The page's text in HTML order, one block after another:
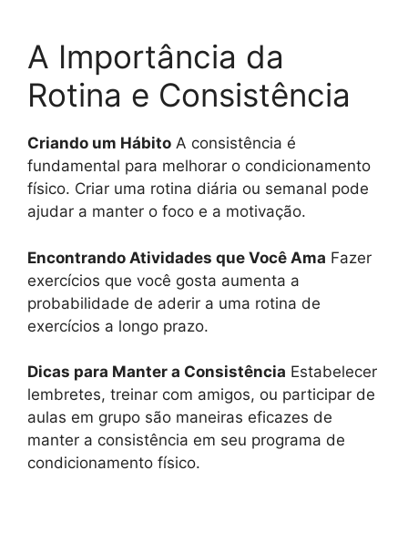
A Importância da
Rotina e Consistência
Criando um Hábito A consistência é
fundamental para melhorar o condicionamento
físico. Criar uma rotina diária ou semanal pode
ajudar a manter o foco e a motivação.
Encontrando Atividades que Você Ama Fazer
exercícios que você gosta aumenta a
probabilidade de aderir a uma rotina de
exercícios a longo prazo.
Dicas para Manter a Consistência Estabelecer
lembretes, treinar com amigos, ou participar de
aulas em grupo são maneiras eficazes de
manter a consistência em seu programa de
condicionamento físico.